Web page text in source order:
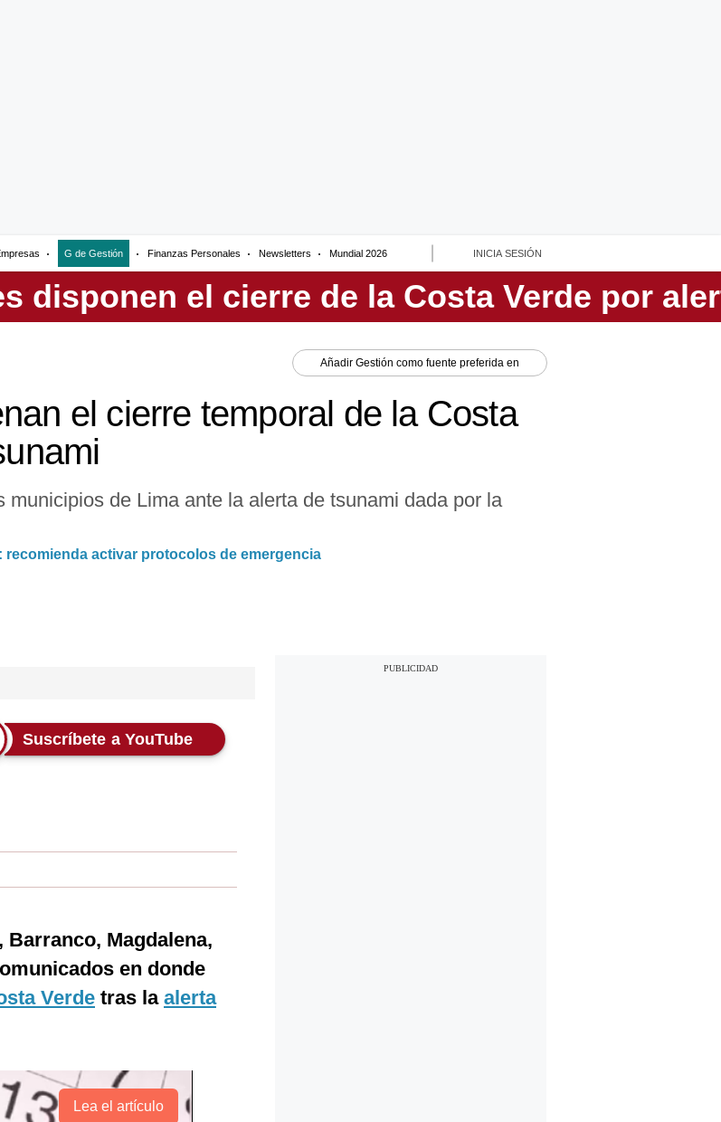
G de Gestión Finanzas Personales Newsletters Mundial 2026 INICIA SESIÓN
Añadir Gestión como fuente preferida en
el cierre temporal de la Costa
de Lima ante la alerta de tsunami dada por la
recomienda activar protocolos de emergencia
Suscríbete a YouTube
Magdalena,
en donde
Verde tras la alerta
Lea el artículo